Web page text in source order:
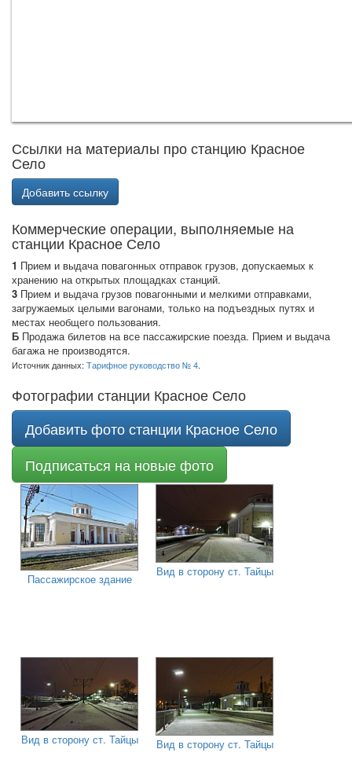
Ссылки на материалы про станцию Красное
Село
Добавить ссылку
Коммерческие операции, выполняемые на
станции Красное Село
1 Прием и выдача повагонных отправок грузов, допускаемых к
хранению на открытых площадках станций.
3 Прием и выдача грузов повагонными и мелкими отправками,
загружаемых целыми вагонами, только на подъездных путях и
местах необщего пользования.
Б Продажа билетов на все пассажирские поезда. Прием и выдача
багажа не производятся.
Источник данных: Тарифное руководство № 4.
Фотографии станции Красное Село
Добавить фото станции Красное Село
Подписаться на новые фото
Пассажирское здание
Вид в сторону ст. Тайцы
Вид в сторону ст. Тайцы Вид в сторону ст. Тайцы